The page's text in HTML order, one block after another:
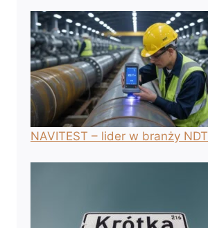
NAVITEST – lider w branży NDT